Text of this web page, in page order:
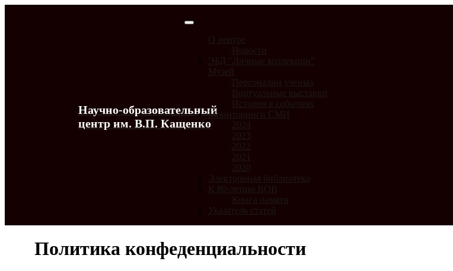
Научно-образовательный
центр им. В.П. Кащенко
О центре
Новости
ЭБД "Личные коллекции"
Музей
Персоналии ученых
Виртуальные выставки
История в событиях
Мониторинги СМИ
2024
2023
2022
2021
2020
Электронная библиотека
К 80-летию ВОВ
Книга памяти
Указатель статей
Политика конфеденциальности